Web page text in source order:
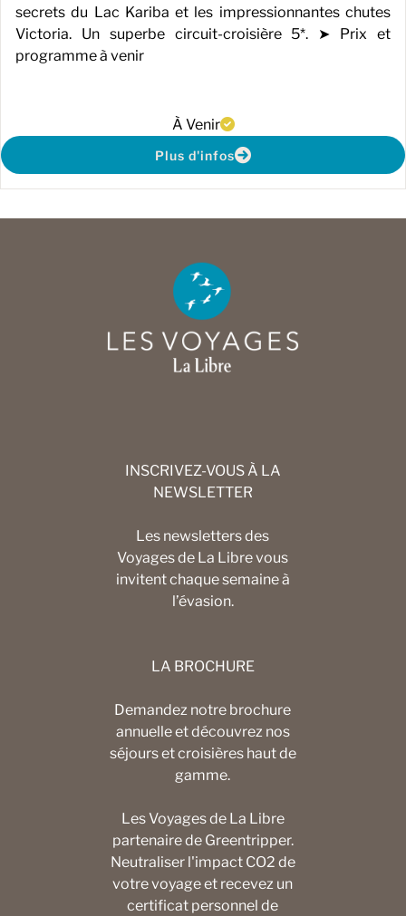
secrets du Lac Kariba et les impressionnantes chutes
Victoria. Un superbe circuit-croisière 5*. ➤ Prix et
programme à venir
À Venir
Plus d'infos
INSCRIVEZ-VOUS À LA
NEWSLETTER
Les newsletters des
Voyages de La Libre vous
invitent chaque semaine à
l’évasion.
LA BROCHURE
Demandez notre brochure
annuelle et découvrez nos
séjours et croisières haut de
gamme.
Les Voyages de La Libre
partenaire de Greentripper.
Neutraliser l'impact CO2 de
votre voyage et recevez un
certificat personnel de